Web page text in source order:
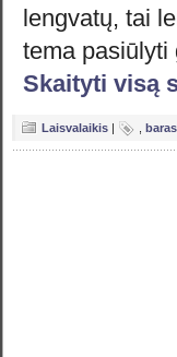
lengvatų, tai
tema pasiūlyti
Skaityti visą
Laisvalaikis |